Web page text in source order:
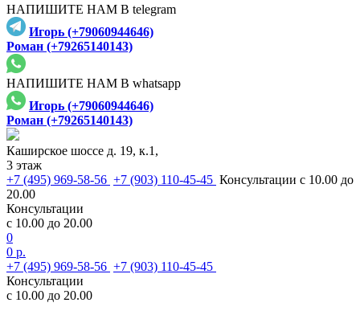
НАПИШИТЕ НАМ В telegram
Игорь (+79060944646)
Роман (+79265140143)
НАПИШИТЕ НАМ В whatsapp
Игорь (+79060944646)
Роман (+79265140143)
Каширское шоссе д. 19, к.1,
3 этаж
+7 (495) 969-58-56 +7 (903) 110-45-45 Консультации с 10.00 до
20.00
Консультации
с 10.00 до 20.00
0
0 р.
+7 (495) 969-58-56 +7 (903) 110-45-45
Консультации
с 10.00 до 20.00